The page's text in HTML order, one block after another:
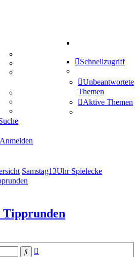
Treffenübersicht
Zitatesammlung
Schiffe versenken
Schnellzugriff
Unbeantwortete
Themen
Aktive Themen
Anmelden
Samstag13Uhr Spielecke
Tipprunden
Suche